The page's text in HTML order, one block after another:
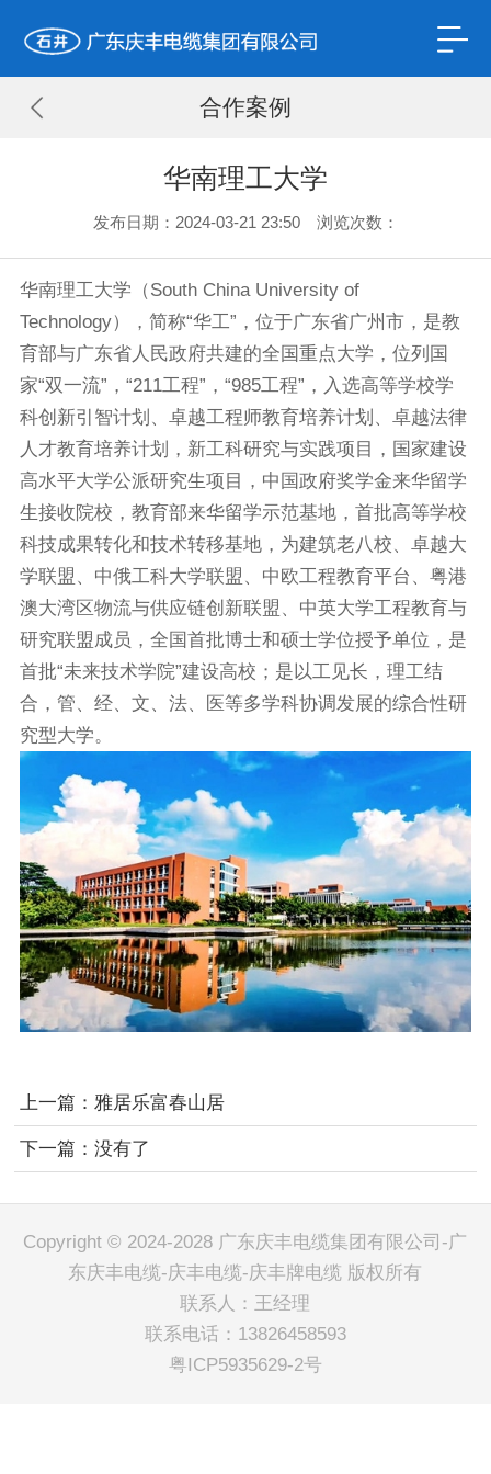
合作案例
华南理工大学
发布日期：2024-03-21 23:50 浏览次数：
华南理工大学（South China University of
Technology），简称“华工”，位于广东省广州市，是教
育部与广东省人民政府共建的全国重点大学，位列国
家“双一流”，“211工程”，“985工程”，入选高等学校学
科创新引智计划、卓越工程师教育培养计划、卓越法律
人才教育培养计划，新工科研究与实践项目，国家建设
高水平大学公派研究生项目，中国政府奖学金来华留学
生接收院校，教育部来华留学示范基地，首批高等学校
科技成果转化和技术转移基地，为建筑老八校、卓越大
学联盟、中俄工科大学联盟、中欧工程教育平台、粤港
澳大湾区物流与供应链创新联盟、中英大学工程教育与
研究联盟成员，全国首批博士和硕士学位授予单位，是
首批“未来技术学院”建设高校；是以工见长，理工结
合，管、经、文、法、医等多学科协调发展的综合性研
究型大学。
上一篇： 雅居乐富春山居
下一篇： 没有了
Copyright © 2024-2028 广东庆丰电缆集团有限公司-广
东庆丰电缆-庆丰电缆-庆丰牌电缆 版权所有
联系人：王经理
联系电话：13826458593
粤ICP5935629-2号